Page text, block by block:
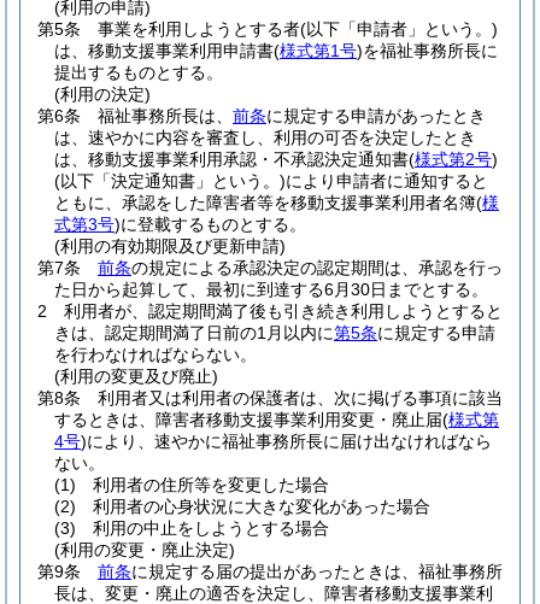
(利用の申請)
第5条
事業を利用しようとする者(以下「申請者」という。)
は、移動支援事業利用申請書(様式第1号)を福祉事務所長に
提出するものとする。
(利用の決定)
第6条
福祉事務所長は、 前条に規定する申請があったとき
は、速やかに内容を審査し、利用の可否を決定したとき
は、移動支援事業利用承認・不承認決定通知書(様式第2号)
(以下「決定通知書」という。)により申請者に通知すると
ともに、承認をした障害者等を移動支援事業利用者名簿(様
式第3号)に登載するものとする。
(利用の有効期限及び更新申請)
第7条
前条の規定による承認決定の認定期間は、承認を行っ
た日から起算して、最初に到達する6月30日までとする。
2
利用者が、認定期間満了後も引き続き利用しようとすると
きは、認定期間満了日前の1月以内に第5条に規定する申請
を行わなければならない。
(利用の変更及び廃止)
第8条
利用者又は利用者の保護者は、次に掲げる事項に該当
するときは、障害者移動支援事業利用変更・廃止届(様式第
4号)により、速やかに福祉事務所長に届け出なければなら
ない。
(1)
利用者の住所等を変更した場合
(2)
利用者の心身状況に大きな変化があった場合
(3)
利用の中止をしようとする場合
(利用の変更・廃止決定)
第9条
前条に規定する届の提出があったときは、福祉事務所
長は、変更・廃止の適否を決定し、障害者移動支援事業利